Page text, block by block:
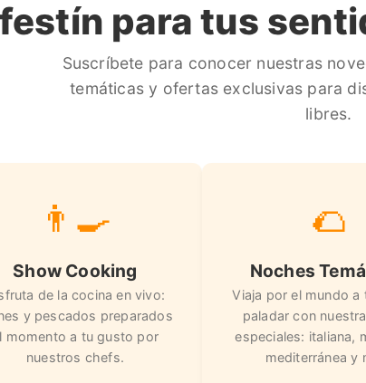
festín para tus
Suscríbete para conocer nuestras
temáticas y ofertas exclusivas para
libres.
👨‍🍳
Show Cooking
de la cocina en vivo:
y pescados preparados
momento a tu gusto por
nuestros chefs.
🌮
Noches
Viaja por el mundo a
paladar con
especiales: italiana,
mediterránea y